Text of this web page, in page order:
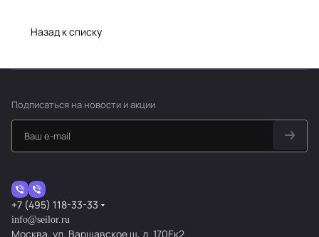
Назад к списку
Подписаться на новости и акции
+7 (495) 118-33-33
info@seilor.ru
Москва, ул. Варшавское ш, д. 170Ек2